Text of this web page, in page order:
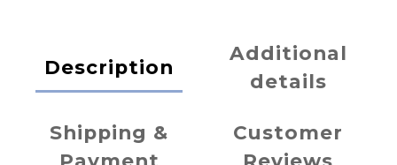
Description
Additional
details
Shipping &
Customer